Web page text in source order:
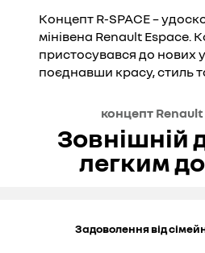
Концепт R-SPACE –
мінівена Renault Espace.
пристосувався до нових
поєднавши красу, стиль
концепт Renault
Зовнішній
легким
Задоволення від